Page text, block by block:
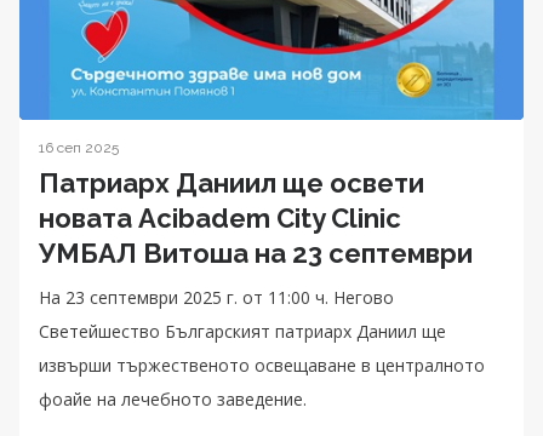
16 сеп 2025
Патриарх Даниил ще освети
новата Acibadem City Clinic
УМБАЛ Витоша на 23 септември
На 23 септември 2025 г. от 11:00 ч. Негово
Светейшество Българският патриарх Даниил ще
извърши тържественото освещаване в централното
фоайе на лечебното заведение.